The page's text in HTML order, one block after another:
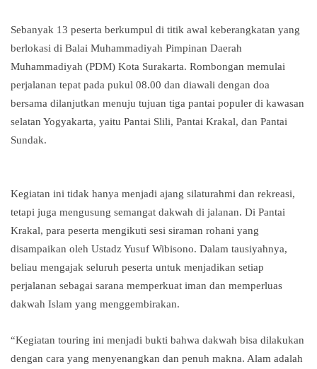
Sebanyak 13 peserta berkumpul di titik awal keberangkatan yang
berlokasi di Balai Muhammadiyah Pimpinan Daerah
Muhammadiyah (PDM) Kota Surakarta. Rombongan memulai
perjalanan tepat pada pukul 08.00 dan diawali dengan doa
bersama dilanjutkan menuju tujuan tiga pantai populer di kawasan
selatan Yogyakarta, yaitu Pantai Slili, Pantai Krakal, dan Pantai
Sundak.
Kegiatan ini tidak hanya menjadi ajang silaturahmi dan rekreasi,
tetapi juga mengusung semangat dakwah di jalanan. Di Pantai
Krakal, para peserta mengikuti sesi siraman rohani yang
disampaikan oleh Ustadz Yusuf Wibisono. Dalam tausiyahnya,
beliau mengajak seluruh peserta untuk menjadikan setiap
perjalanan sebagai sarana memperkuat iman dan memperluas
dakwah Islam yang menggembirakan.
“Kegiatan touring ini menjadi bukti bahwa dakwah bisa dilakukan
dengan cara yang menyenangkan dan penuh makna. Alam adalah